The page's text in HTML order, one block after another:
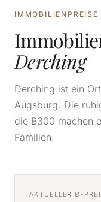
Derching
Derching ist ein
Augsburg. Die
die B300 machen
Familien.
AKTUELLER Ø-